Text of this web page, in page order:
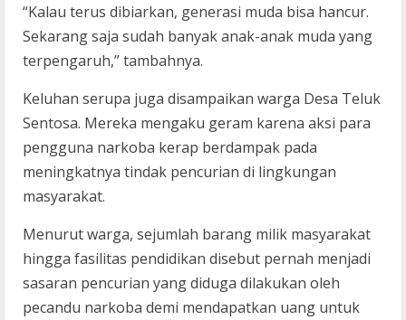
“Kalau terus dibiarkan, generasi muda bisa hancur.
Sekarang saja sudah banyak anak-anak muda yang
terpengaruh,” tambahnya.
Keluhan serupa juga disampaikan warga Desa Teluk
Sentosa. Mereka mengaku geram karena aksi para
pengguna narkoba kerap berdampak pada
meningkatnya tindak pencurian di lingkungan
masyarakat.
Menurut warga, sejumlah barang milik masyarakat
hingga fasilitas pendidikan disebut pernah menjadi
sasaran pencurian yang diduga dilakukan oleh
pecandu narkoba demi mendapatkan uang untuk